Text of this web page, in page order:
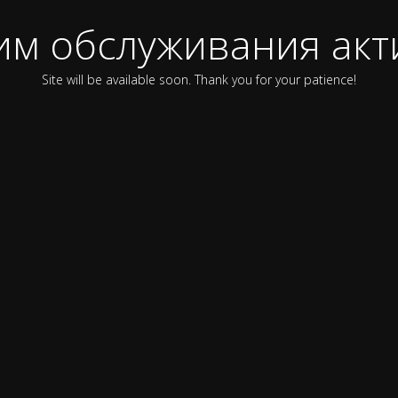
обслуживания
Site will be available soon. Thank you for your patience!